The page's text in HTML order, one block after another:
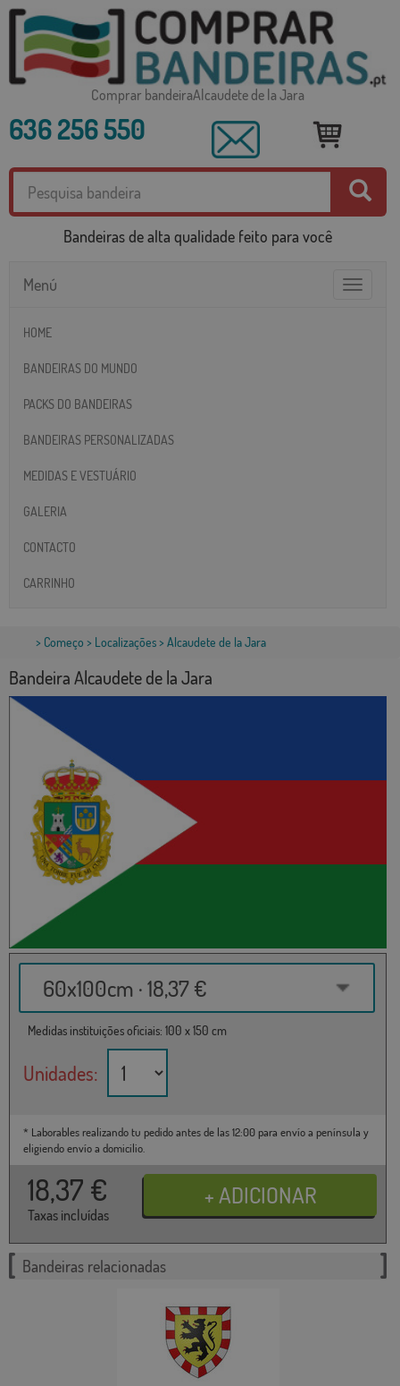
Comprar bandeiraAlcaudete de la Jara
636 256 550
Bandeiras de alta qualidade feito para você
Toggle
Menú
HOME
BANDEIRAS DO MUNDO
PACKS DO BANDEIRAS
BANDEIRAS PERSONALIZADAS
MEDIDAS E VESTUÁRIO
GALERIA
CONTACTO
CARRINHO
> Começo > Localizações> Alcaudete de la Jara
Bandeira Alcaudete de la Jara
60x100cm · 18,37 €
Medidas instituições oficiais: 100 x 150 cm
Unidades:
* Laborables realizando tu pedido antes de las 12:00 para envío a península y
eligiendo envío a domicilio.
18,37 €
Taxas incluídas
Bandeiras relacionadas